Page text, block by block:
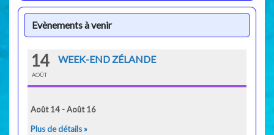
Evènements à venir
14
AOÛT
WEEK-END ZÉLANDE
Août 14 - Août 16
Plus de détails »